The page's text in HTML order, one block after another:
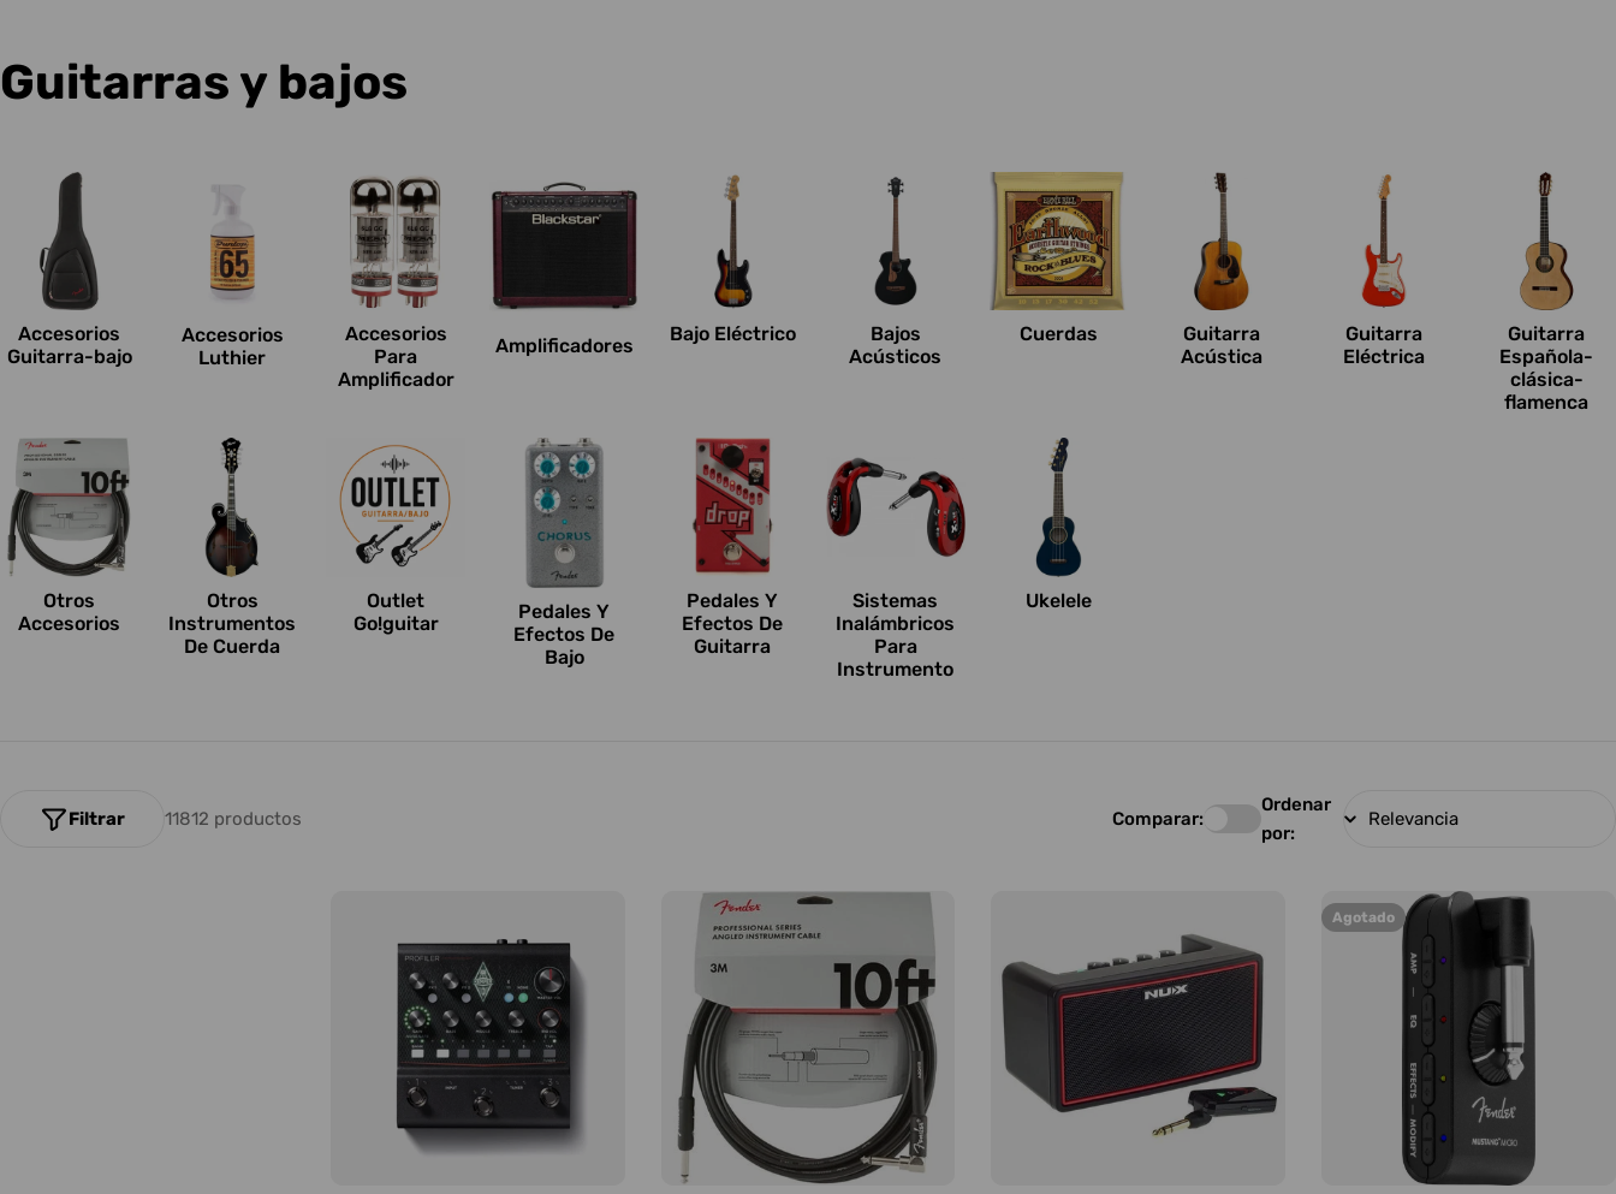
C
c
c
o
n
e
Guitarras y bajos
Accesorios
Guitarra-bajo
Accesorios
Luthier
Accesorios
Para
Amplificador
Amplificadores
Bajo Eléctrico
Bajos
Acústicos
Cuerdas
Guitarra
Acústica
Guitarra
Eléctrica
Guitarra
Española-
clásica-
flamenca
Otros
Accesorios
Otros
Instrumentos
De Cuerda
Outlet
Go!guitar
Pedales Y
Efectos De
Bajo
Pedales Y
Efectos De
Guitarra
Sistemas
Inalámbricos
Para
Instrumento
Ukelele
11812 productos
Filtrar Comparar:
Ordenar
por:
Agotado